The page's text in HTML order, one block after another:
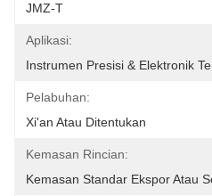
JMZ-T
Aplikasi:
Instrumen Presisi & Elektronik
Pelabuhan:
Xi'an Atau Ditentukan
Kemasan Rincian:
Kemasan Standar Ekspor Atau